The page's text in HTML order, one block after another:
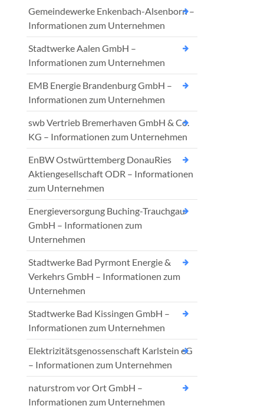
Gemeindewerke Enkenbach-Alsenborn –
Informationen zum Unternehmen
Stadtwerke Aalen GmbH –
Informationen zum Unternehmen
EMB Energie Brandenburg GmbH –
Informationen zum Unternehmen
swb Vertrieb Bremerhaven GmbH & Co.
KG – Informationen zum Unternehmen
EnBW Ostwürttemberg DonauRies
Aktiengesellschaft ODR – Informationen
zum Unternehmen
Energieversorgung Buching-Trauchgau
GmbH – Informationen zum
Unternehmen
Stadtwerke Bad Pyrmont Energie &
Verkehrs GmbH – Informationen zum
Unternehmen
Stadtwerke Bad Kissingen GmbH –
Informationen zum Unternehmen
Elektrizitätsgenossenschaft Karlstein eG
– Informationen zum Unternehmen
naturstrom vor Ort GmbH –
Informationen zum Unternehmen